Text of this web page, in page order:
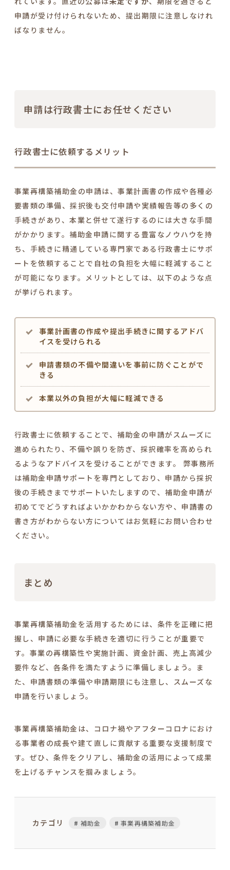
申請が受け付けられないため、提出期限に注意しなけれ
ばなりません。
申請は行政書士にお任せください
行政書士に依頼するメリット
事業再構築補助金の申請は、事業計画書の作成や各種必
要書類の準備、採択後も交付申請や実績報告等の多くの
手続きがあり、本業と併せて遂行するのには大きな手間
がかかります。補助金申請に関する豊富なノウハウを持
ち、手続きに精通している専門家である行政書士にサポ
ートを依頼することで自社の負担を大幅に軽減すること
が可能になります。メリットとしては、以下のような点
が挙げられます。
事業計画書の作成や提出手続きに関するアドバ
イスを受けられる
申請書類の不備や間違いを事前に防ぐことがで
きる
本業以外の負担が大幅に軽減できる
行政書士に依頼することで、補助金の申請がスムーズに
進められたり、不備や誤りを防ぎ、採択確率を高められ
るようなアドバイスを受けることができます。 弊事務所
は補助金申請サポートを専門としており、申請から採択
後の手続きまでサポートいたしますので、補助金申請が
初めてでどうすればよいかかわからない方や、申請書の
書き方がわからない方についてはお気軽にお問い合わせ
ください。
まとめ
事業再構築補助金を活用するためには、条件を正確に把
握し、申請に必要な手続きを適切に行うことが重要で
す。事業の再構築性や実施計画、資金計画、売上高減少
要件など、各条件を満たすように準備しましょう。ま
た、申請書類の準備や申請期限にも注意し、スムーズな
申請を行いましょう。
事業再構築補助金は、コロナ禍やアフターコロナにおけ
る事業者の成長や建て直しに貢献する重要な支援制度で
す。ぜひ、条件をクリアし、補助金の活用によって成果
を上げるチャンスを掴みましょう。
カテゴリ 補助金 事業再構築補助金